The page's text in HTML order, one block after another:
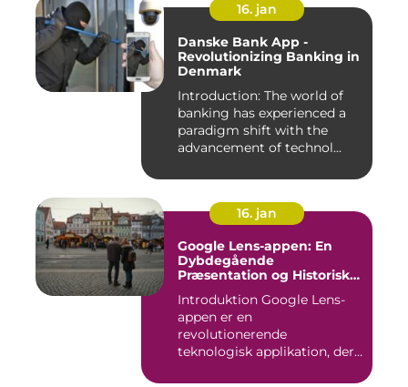
16. jan
Danske Bank App -
Revolutionizing Banking in
Denmark
Introduction: The world of
banking has experienced a
paradigm shift with the
advancement of technol...
16. jan
Google Lens-appen: En
Dybdegående
Præsentation og Historisk
Introduktion Google Lens-
appen er en
revolutionerende
teknologisk applikation, der